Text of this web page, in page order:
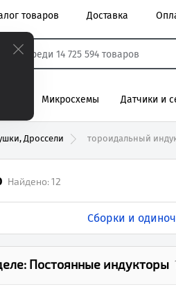
товаров Доставка
Микросхемы Датчики и
Дроссели тороидальный
Найдено:12
Сборки и
Постоянные индукторы